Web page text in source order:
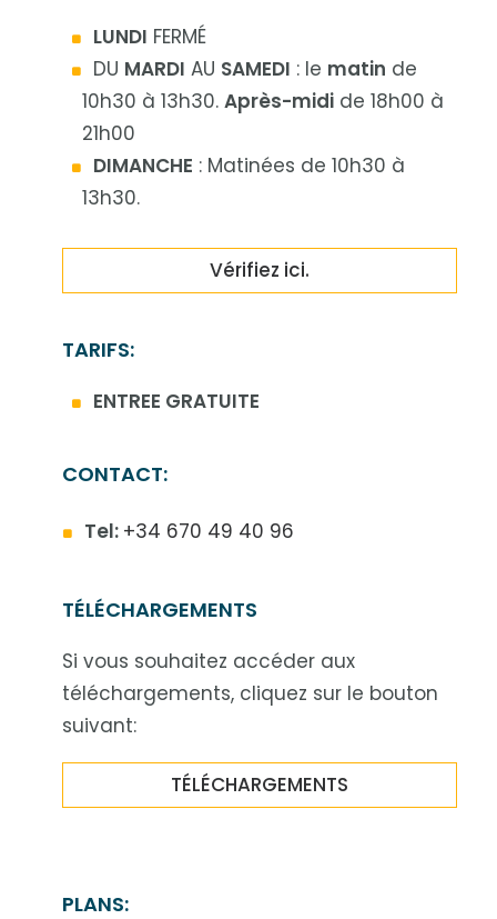
LUNDI FERMÉ
DU MARDI AU SAMEDI : le matin de
10h30 à 13h30. Après-midi de 18h00 à
21h00
DIMANCHE : Matinées de 10h30 à
13h30.
Vérifiez ici.
TARIFS:
ENTREE GRATUITE
CONTACT:
Tel: +34 670 49 40 96
TÉLÉCHARGEMENTS
Si vous souhaitez accéder aux
téléchargements, cliquez sur le bouton
suivant:
TÉLÉCHARGEMENTS
PLANS: